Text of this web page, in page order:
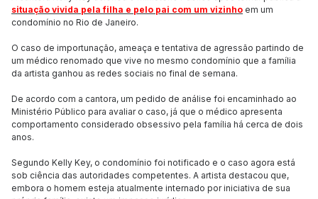
situação vivida pela filha e pelo pai com um vizinho em um
condomínio no Rio de Janeiro.
O caso de importunação, ameaça e tentativa de agressão partindo de
um médico renomado que vive no mesmo condomínio que a família
da artista ganhou as redes sociais no final de semana.
De acordo com a cantora, um pedido de análise foi encaminhado ao
Ministério Público para avaliar o caso, já que o médico apresenta
comportamento considerado obsessivo pela família há cerca de dois
anos.
Segundo Kelly Key, o condomínio foi notificado e o caso agora está
sob ciência das autoridades competentes. A artista destacou que,
embora o homem esteja atualmente internado por iniciativa de sua